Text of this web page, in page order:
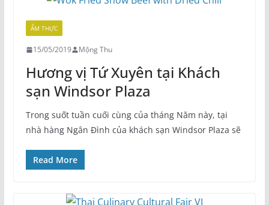
ẨM THỰC
15/05/2019 Mộng Thu
Hương vị Tứ Xuyên tại Khách
sạn Windsor Plaza
Trong suốt tuần cuối cùng của tháng Năm này, tại
nhà hàng Ngân Đình của khách sạn Windsor Plaza sẽ
Read More